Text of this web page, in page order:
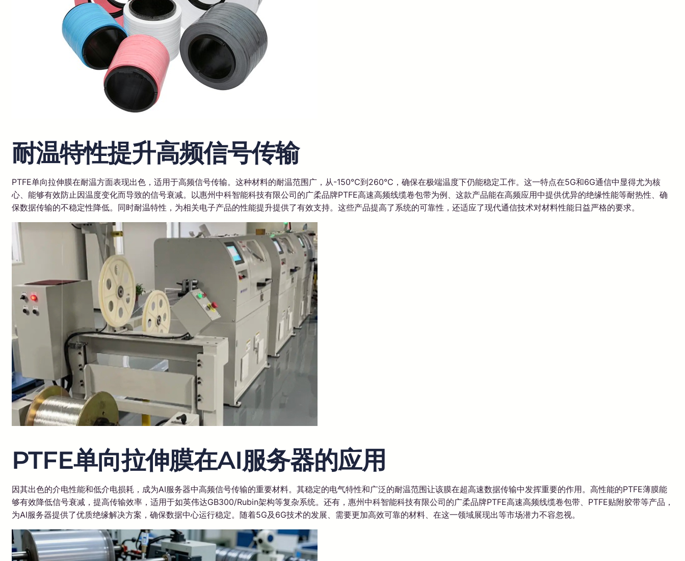
耐温特性提升高频信号传输
PTFE单向拉伸膜在耐温方面表现出色，适用于高频信号传输。这种材料的耐温范围广，从-150℃到260℃，确保在极端温度下仍能稳定工作。这一特点在5G和6G通信中显得尤为核
心、能够有效防止因温度变化而导致的信号衰减。以惠州中科智能科技有限公司的广柔品牌PTFE高速高频线缆卷包带为例、这款产品能在高频应用中提供优异的绝缘性能等耐热性、确
保数据传输的不稳定性降低。同时耐温特性，为相关电子产品的性能提升提供了有效支持。这些产品提高了系统的可靠性，还适应了现代通信技术对材料性能日益严格的要求。
PTFE单向拉伸膜在AI服务器的应用
因其出色的介电性能和低介电损耗，成为AI服务器中高频信号传输的重要材料。其稳定的电气特性和广泛的耐温范围让该膜在超高速数据传输中发挥重要的作用。高性能的PTFE薄膜能
够有效降低信号衰减，提高传输效率，适用于如英伟达GB300/Rubin架构等复杂系统。还有，惠州中科智能科技有限公司的广柔品牌PTFE高速高频线缆卷包带、PTFE贴附胶带等产品，
为AI服务器提供了优质绝缘解决方案，确保数据中心运行稳定。随着5G及6G技术的发展、需要更加高效可靠的材料、在这一领域展现出等市场潜力不容忽视。